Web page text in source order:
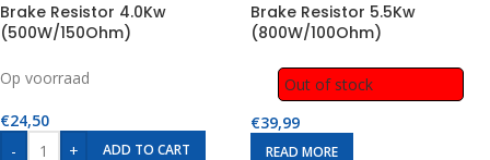
Brake Resistor 4.0Kw
(500W/150Ohm)
Op voorraad
€24,50
-
+ ADD TO CART
Brake Resistor 5.5Kw
(800W/100Ohm)
Out of stock
€39,99
READ MORE